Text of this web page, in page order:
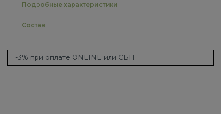
Подробные характеристики
Состав
-3% при оплате ONLINE или СБП